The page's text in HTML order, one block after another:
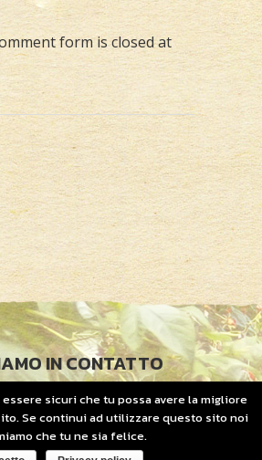
form is closed at
IN CONTATTO
OFFIDIUS. P.IVA 01952710661
sicuri che tu possa avere la migliore
Se continui ad utilizzare questo sito noi
che tu ne sia felice.